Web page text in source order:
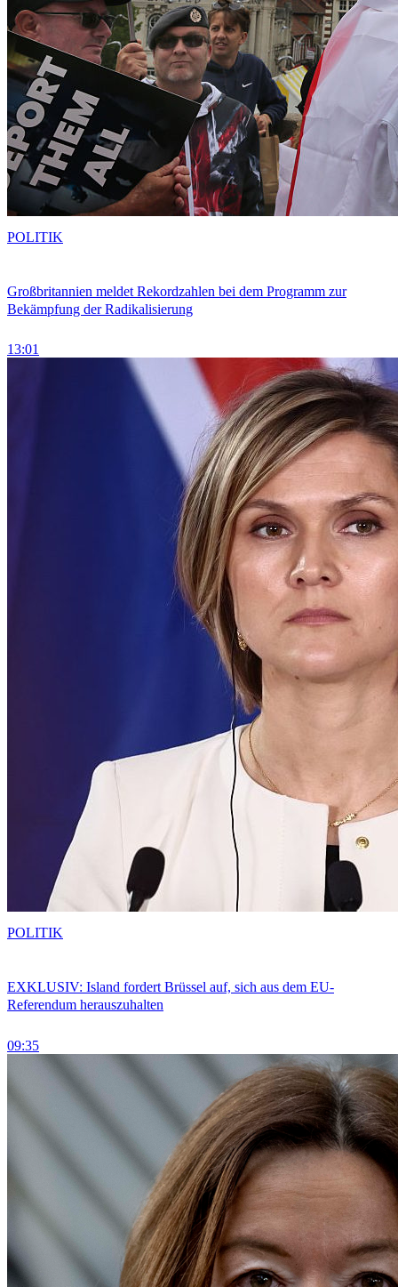
Großbritannien meldet Rekordzahlen bei dem Programm zur
Bekämpfung der Radikalisierung
13:01
POLITIK
EXKLUSIV: Island fordert Brüssel auf, sich aus dem EU-
Referendum herauszuhalten
09:35
POLITIK